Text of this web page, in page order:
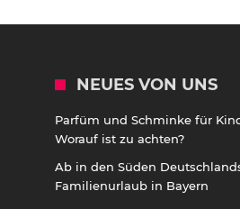
NEUES VON UNS
Parfüm und Schminke für
Worauf ist zu achten?
Ab in den Süden
Familienurlaub in Bayern